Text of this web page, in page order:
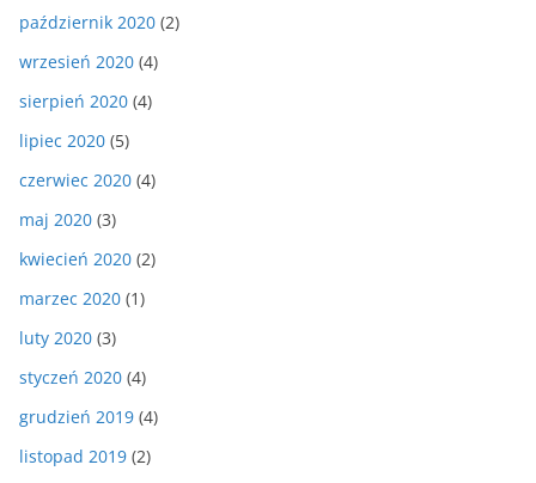
październik 2020 (2)
wrzesień 2020 (4)
sierpień 2020 (4)
lipiec 2020 (5)
czerwiec 2020 (4)
maj 2020 (3)
kwiecień 2020 (2)
marzec 2020 (1)
luty 2020 (3)
styczeń 2020 (4)
grudzień 2019 (4)
listopad 2019 (2)